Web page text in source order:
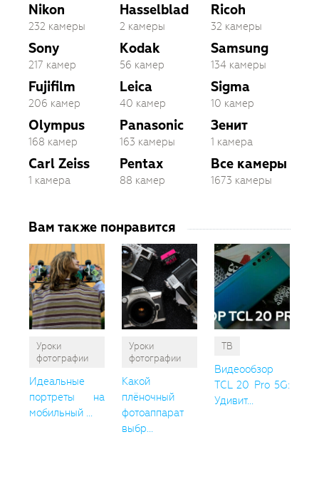
Nikon
232 камеры
Sony
217 камер
Fujifilm
206 камер
Olympus
168 камер
Carl Zeiss
1 камера
Hasselblad
2 камеры
Kodak
56 камер
Leica
40 камер
Panasonic
163 камеры
Pentax
88 камер
Ricoh
32 камеры
Samsung
134 камеры
Sigma
10 камер
Зенит
1 камера
Все камеры
1673 камеры
Вам также понравится
Уроки
фотографии
Идеальные
портреты на
мобильный ...
Уроки
фотографии
Какой
плёночный
фотоаппарат
выбр...
ТВ
Видеообзор
TCL 20 Pro 5G:
Удивит...